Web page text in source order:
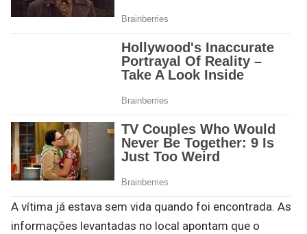
A vítima já estava sem vida quando foi encontrada. As
informações levantadas no local apontam que o